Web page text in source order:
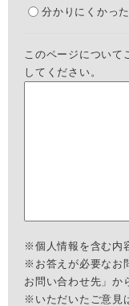
分かりにくかった
このページについて
してください。
※個人情報を含む内
※お答えが必要なお
お問い合わせ先」か
※いただいたご意見